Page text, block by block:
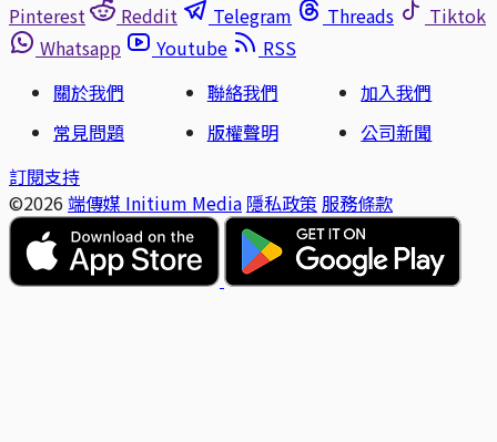
Pinterest
Reddit Telegram Threads
Tiktok
Whatsapp
Youtube
RSS
關於我們
聯絡我們
加入我們
常見問題
版權聲明
公司新聞
訂閱支持
©2026 端傳媒 Initium Media 隱私政策 服務條款